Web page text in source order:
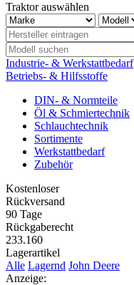
Traktor auswählen
Industrie- & Werkstattbedarf
Betriebs- & Hilfsstoffe
DIN- & Normteile
Öl & Schmiertechnik
Schlauchtechnik
Sortimente
Werkstattbedarf
Zubehör
Kostenloser
Rückversand
90 Tage
Rückgaberecht
233.160
Lagerartikel
Alle Lagernd John Deere
Anzeige: